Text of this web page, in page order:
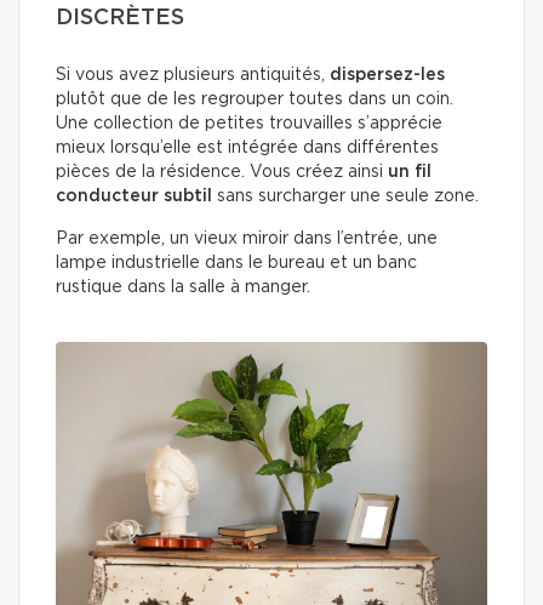
DISCRÈTES
Si vous avez plusieurs antiquités, dispersez-les
plutôt que de les regrouper toutes dans un coin.
Une collection de petites trouvailles s’apprécie
mieux lorsqu’elle est intégrée dans différentes
pièces de la résidence. Vous créez ainsi un fil
conducteur subtil
sans surcharger une seule zone.
Par exemple, un vieux miroir dans l’entrée, une
lampe industrielle dans le bureau et un banc
rustique dans la salle à manger.